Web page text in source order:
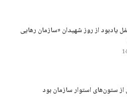
یادبود از روز شهیدان «سازمان رهایی
ستون‌های استوار سازمان بود